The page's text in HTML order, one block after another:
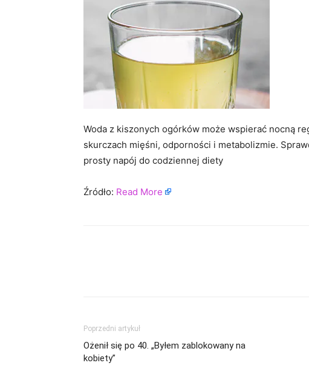
Woda z kiszonych ogórków może wspierać nocną
skurczach mięśni, odporności i metabolizmie.
prosty napój do codziennej diety
Źródło: Read More
Poprzedni artykuł
Ożenił się po 40. „Byłem zablokowany na
kobiety”